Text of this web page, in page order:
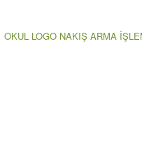
OKUL LOGO NAKIŞ ARMA